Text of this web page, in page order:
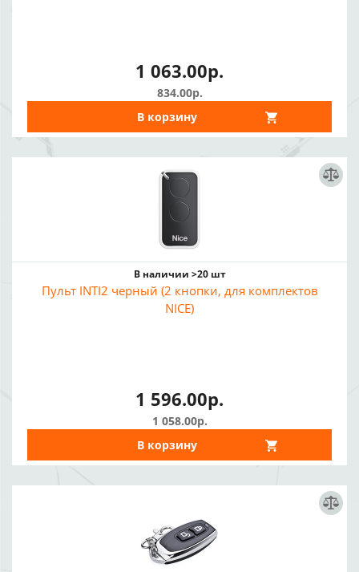
1 063.00р.
834.00р.
В корзину
В наличии >20 шт
Пульт INTI2 черный (2 кнопки, для комплектов
NICE)
1 596.00р.
1 058.00р.
В корзину